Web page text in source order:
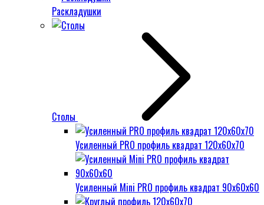
Раскладушки
Столы
Усиленный PRO профиль квадрат 120х60х70
Усиленный Mini PRO профиль квадрат 90х60х60